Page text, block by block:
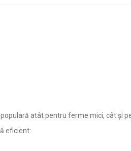
atât pentru ferme mici, cât și
eficient: